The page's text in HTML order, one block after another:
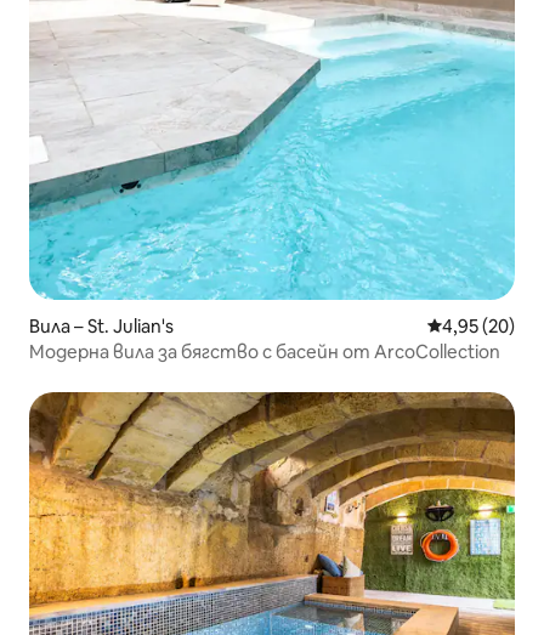
Вила – St. Julian's Средна
4,95 (20)
Модерна вила за бягство с басейн от ArcoCollection